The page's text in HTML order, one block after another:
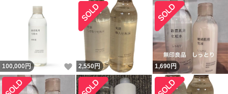
100,000 円 いいね！
2,550円 1,690円